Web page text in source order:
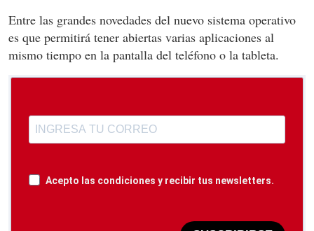
Entre las grandes novedades del nuevo sistema operativo
es que permitirá tener abiertas varias aplicaciones al
mismo tiempo en la pantalla del teléfono o la tableta.
Acepto las condiciones y recibir tus newsletters.